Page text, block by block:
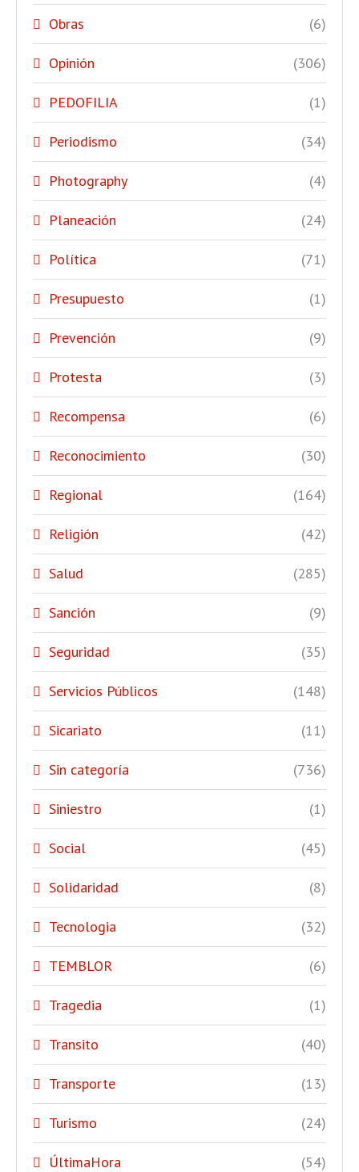
Obras (6)
Opinión (306)
PEDOFILIA (1)
Periodismo (34)
Photography (4)
Planeación (24)
Política (71)
Presupuesto (1)
Prevención (9)
Protesta (3)
Recompensa (6)
Reconocimiento (30)
Regional (164)
Religión (42)
Salud (285)
Sanción (9)
Seguridad (35)
Servicios Públicos (148)
Sicariato (11)
Sin categoría (736)
Siniestro (1)
Social (45)
Solidaridad (8)
Tecnologia (32)
TEMBLOR (6)
Tragedia (1)
Transito (40)
Transporte (13)
Turismo (24)
ÚltimaHora (54)